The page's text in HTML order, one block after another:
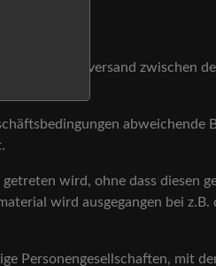
dem Onlineversand zwischen
abweichende
wird, ohne dass diesen
wird ausgegangen bei
Personengesellschaften, mit